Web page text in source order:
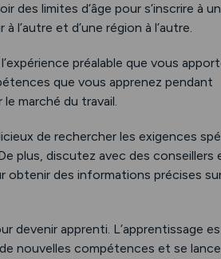
limites d’âge pour s’inscrire à
l’autre et d’une région à l’autre.
préalable que vous
que vous apprenez pendant
marché du travail.
de rechercher les exigences
plus, discutez avec des conseillers
des informations précises
devenir apprenti. L’apprentissage
nouvelles compétences et se